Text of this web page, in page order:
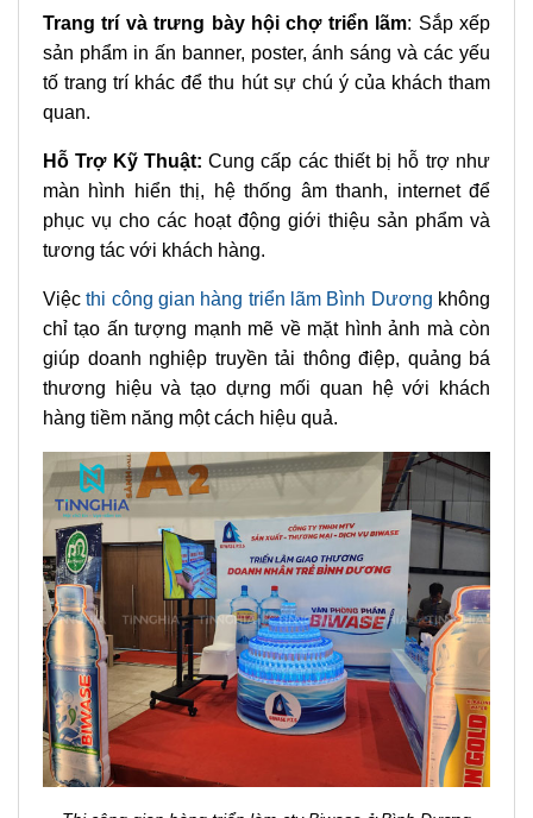
Trang trí và trưng bày hội chợ triển lãm: Sắp xếp
sản phẩm in ấn banner, poster, ánh sáng và các yếu
tố trang trí khác để thu hút sự chú ý của khách tham
quan.
Hỗ Trợ Kỹ Thuật: Cung cấp các thiết bị hỗ trợ như
màn hình hiển thị, hệ thống âm thanh, internet để
phục vụ cho các hoạt động giới thiệu sản phẩm và
tương tác với khách hàng.
Việcthi công gian hàng triển lãm Bình Dương không
chỉ tạo ấn tượng mạnh mẽ về mặt hình ảnh mà còn
giúp doanh nghiệp truyền tải thông điệp, quảng bá
thương hiệu và tạo dựng mối quan hệ với khách
hàng tiềm năng một cách hiệu quả.